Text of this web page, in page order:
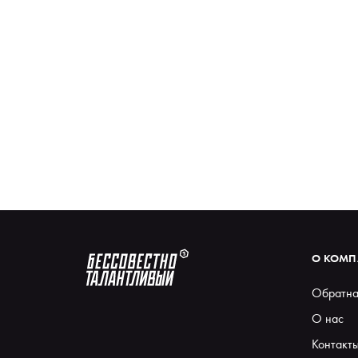
О
О нас